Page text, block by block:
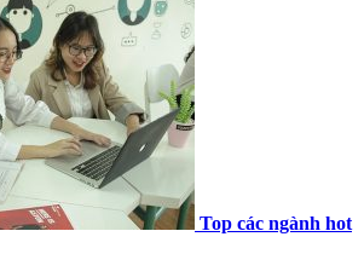
Top các ngành hot